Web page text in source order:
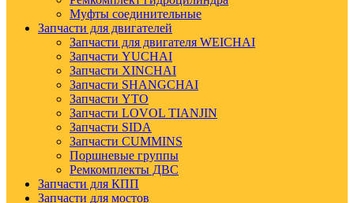
Муфты соединительные
Запчасти для двигателей
Запчасти для двигателя WEICHAI
Запчасти YUCHAI
Запчасти XINCHAI
Запчасти SHANGCHAI
Запчасти YTO
Запчасти LOVOL TIANJIN
Запчасти SIDA
Запчасти CUMMINS
Поршневые группы
Ремкомплекты ДВС
Запчасти для КПП
Запчасти для мостов